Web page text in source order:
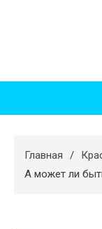
Худеем
Главная
А может ли